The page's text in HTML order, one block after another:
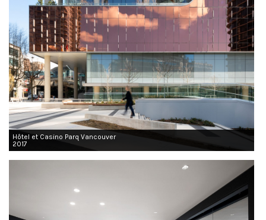
Hôtel et Casino Parq Vancouver
2017